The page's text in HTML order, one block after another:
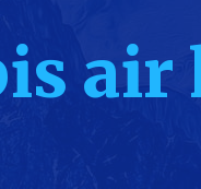
air